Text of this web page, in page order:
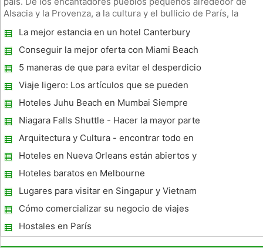
Alsacia y la Provenza, a la cultura y el bullicio de París, la
extrañar entonces que la compilación de una lista de los
La mejor estancia en un hotel Canterbury
Conseguir la mejor oferta con Miami Beach
Hotel y Alojamiento Ofertas
5 maneras de que para evitar el desperdicio
Cash On Holidays Resort
Viaje ligero: Los artículos que se pueden
rentar cuando usted llegue a su destino
Hoteles Juhu Beach en Mumbai Siempre
sorprende You
Niagara Falls Shuttle - Hacer la mayor parte
de su tiempo en
Arquitectura y Cultura - encontrar todo en
Barcelona, ​​
Hoteles en Nueva Orleans están abiertos y
listos para la acción
Hoteles baratos en Melbourne
Lugares para visitar en Singapur y Vietnam
Cómo comercializar su negocio de viajes
basados ​​en el hogar
Hostales en París